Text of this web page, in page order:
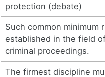
protection (debate)
Such common minimum
established in the field
criminal proceedings.
The firmest discipline